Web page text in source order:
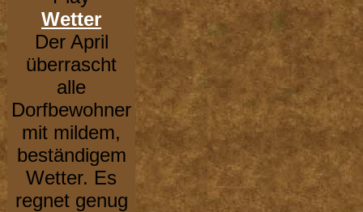
Wetter
Der April
überrascht
alle
Dorfbewohner
mit mildem,
beständigem
Wetter. Es
regnet genug